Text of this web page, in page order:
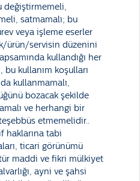
değiştirmemeli,
satmamalı; bu
veya işleme eserler
ürün/servisin düzenini
kullandığı her
kullanım koşulları
kullanmamalı,
bozacak şekilde
ve herhangi bir
etmemelidir..
haklarına tabi
ticari görünümü
maddi ve fikri mülkiyet
ayni ve şahsi